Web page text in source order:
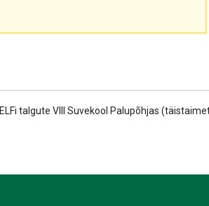
ELFi talgute VIII Suvekool Palupõhjas